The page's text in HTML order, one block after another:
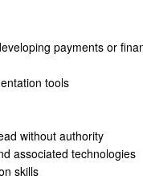
payments or
tools
without authority
associated technologies
skills